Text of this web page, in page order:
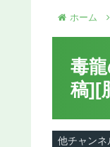
ホーム
毒
稿][
他チャンネ